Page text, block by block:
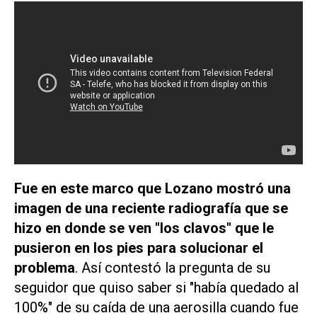
Fue en este marco que Lozano mostró una
imagen de una reciente radiografía que se
hizo en donde se ven "los clavos" que le
pusieron en los pies para solucionar el
problema. Así contestó la pregunta de su
seguidor que quiso saber si "había quedado al
100%" de su caída de una aerosilla cuando fue